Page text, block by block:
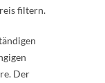
filtern.
Der